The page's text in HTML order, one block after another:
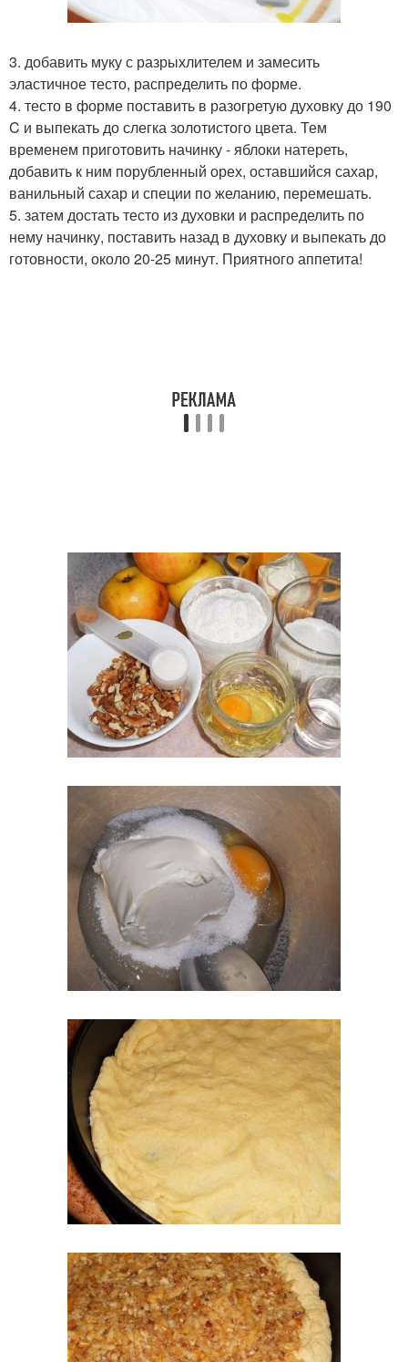
3. добавить муку с разрыхлителем и замесить
эластичное тесто, распределить по форме.
4. тесто в форме поставить в разогретую духовку до 190
C и выпекать до слегка золотистого цвета. Тем
временем приготовить начинку - яблоки натереть,
добавить к ним порубленный орех, оставшийся сахар,
ванильный сахар и специи по желанию, перемешать.
5. затем достать тесто из духовки и распределить по
нему начинку, поставить назад в духовку и выпекать до
готовности, около 20-25 минут. Приятного аппетита!